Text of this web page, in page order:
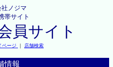
ノジマ
帯サイト
員サイト
ページ ｜ 店舗検索
情報